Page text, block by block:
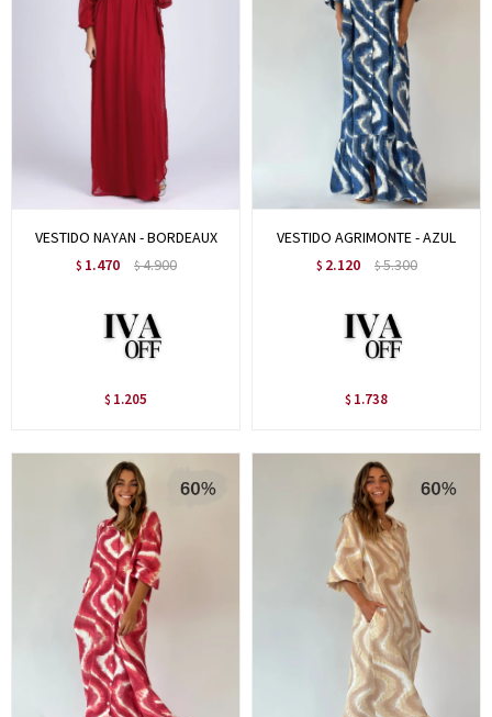
VESTIDO NAYAN - BORDEAUX
$ 1.470 $4.900
$ 1.205
VESTIDO AGRIMONTE - AZUL
$ 2.120 $5.300
$ 1.738